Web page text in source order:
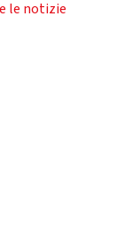
le notizie